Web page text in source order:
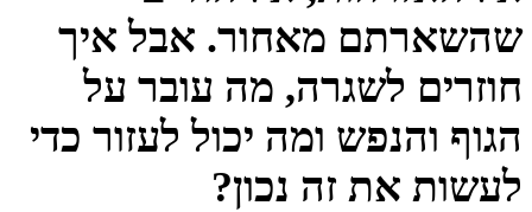
שהשארתם מאחור. אבל איך
חוזרים לשגרה, מה עובר על
הגוף והנפש ומה יכול לעזור כדי
לעשות את זה נכון?